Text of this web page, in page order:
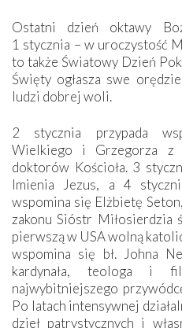
Ostatni dzień oktawy
1 stycznia – w uroczystość
to także Światowy Dzień
Święty ogłasza swe
ludzi dobrej woli.
2 stycznia przypada
Wielkiego i Grzegorza z
doktorów Kościoła. 3
Imienia Jezus, a 4
wspomina się Elżbietę
zakonu Sióstr Miłosierdzia
pierwszą w USA wolną
wspomina się bł. Johna
kardynała, teologa i
najwybitniejszego
Po latach intensywnej
dzieł patrystycznych i